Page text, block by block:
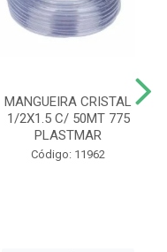
MANGUEIRA CRISTAL
1/2X1.5 C/ 50MT 775
PLASTMAR
Código: 11962